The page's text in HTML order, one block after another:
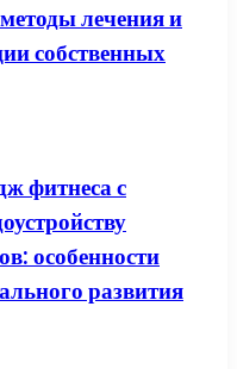
лечения и
собственных
фитнеса с
особенности
развития